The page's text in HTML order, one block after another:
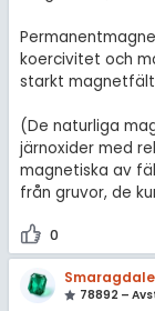
koercivitet och
starkt
(De naturliga
järnoxider med
magnetiska av
från gruvor, de
0
78892 –